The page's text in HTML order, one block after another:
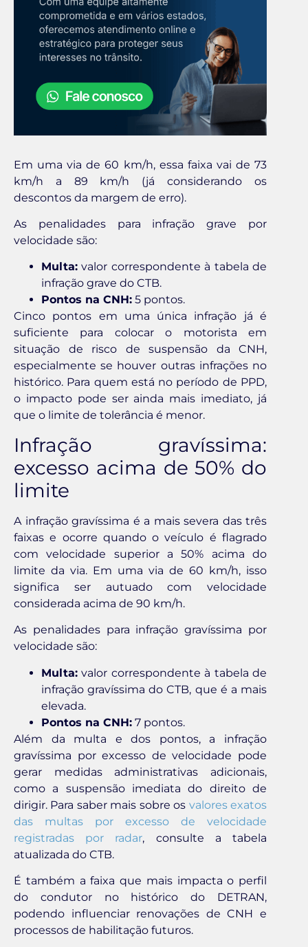
Em uma via de 60 km/h, essa faixa vai de 73
km/h a 89 km/h (já considerando os
descontos da margem de erro).
As penalidades para infração grave por
velocidade são:
Multa: valor correspondente à tabela de
infração grave do CTB.
Pontos na CNH: 5 pontos.
Cinco pontos em uma única infração já é
suficiente para colocar o motorista em
situação de risco de suspensão da CNH,
especialmente se houver outras infrações no
histórico. Para quem está no período de PPD,
o impacto pode ser ainda mais imediato, já
que o limite de tolerância é menor.
Infração gravíssima:
excesso acima de 50% do
limite
A infração gravíssima é a mais severa das três
faixas e ocorre quando o veículo é flagrado
com velocidade superior a 50% acima do
limite da via. Em uma via de 60 km/h, isso
significa ser autuado com velocidade
considerada acima de 90 km/h.
As penalidades para infração gravíssima por
velocidade são:
Multa: valor correspondente à tabela de
infração gravíssima do CTB, que é a mais
elevada.
Pontos na CNH: 7 pontos.
Além da multa e dos pontos, a infração
gravíssima por excesso de velocidade pode
gerar medidas administrativas adicionais,
como a suspensão imediata do direito de
dirigir. Para saber mais sobre os valores exatos
das multas por excesso de velocidade
registradas por radar, consulte a tabela
atualizada do CTB.
É também a faixa que mais impacta o perfil
do condutor no histórico do DETRAN,
podendo influenciar renovações de CNH e
processos de habilitação futuros.